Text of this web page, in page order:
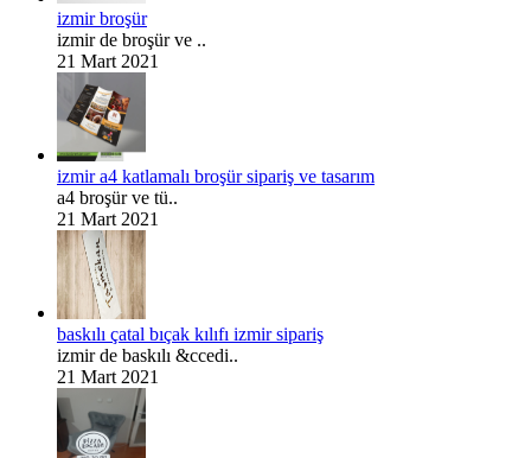
izmir broşür
izmir de broşür ve ..
21 Mart 2021
izmir a4 katlamalı broşür sipariş ve tasarım
a4 broşür ve tü..
21 Mart 2021
baskılı çatal bıçak kılıfı izmir sipariş
izmir de baskılı &ccedi..
21 Mart 2021